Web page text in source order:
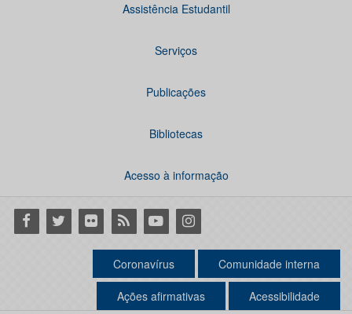
Assistência Estudantil
Serviços
Publicações
Bibliotecas
Acesso à informação
Facebook
Twitter Flickr RSS YoutubeInstagram
Coronavírus Comunidade interna
Ações afirmativas Acessibilidade